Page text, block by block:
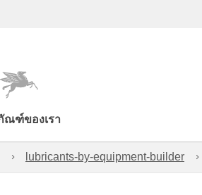
ณฑ์ของเรา
lubricants-by-equipment-builder